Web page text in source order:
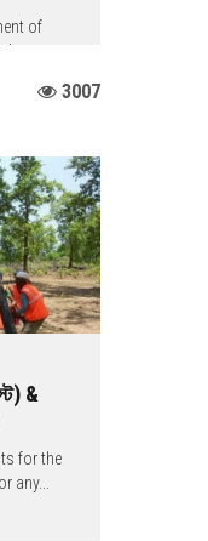
of
3007
&
for the
any...